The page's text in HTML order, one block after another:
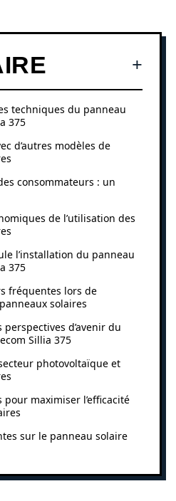
techniques du panneau
375
d’autres modèles de
consommateurs : un
de l’utilisation des
l’installation du panneau
375
fréquentes lors de
solaires
d’avenir du
Sillia 375
photovoltaïque et
maximiser l’efficacité
sur le panneau solaire